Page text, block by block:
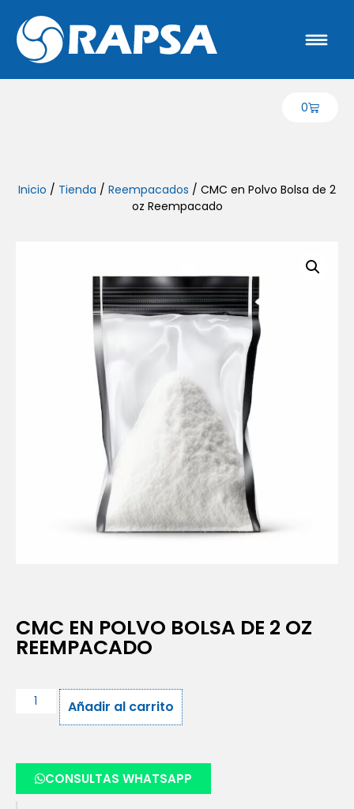
0
Inicio / Tienda / Reempacados / CMC en Polvo Bolsa de 2
oz Reempacado
CMC EN POLVO BOLSA DE 2 OZ
REEMPACADO
Añadir al carrito
CONSULTAS WHATSAPP